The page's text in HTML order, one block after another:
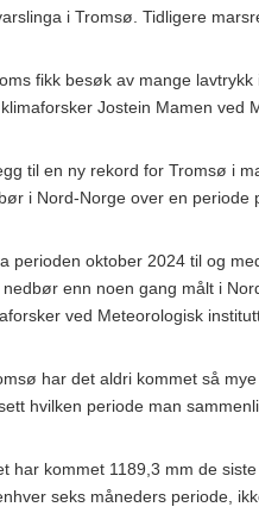
i Tromsø. Tidligere
fikk besøk av mange
Jostein Mamen ved
til en ny rekord for Tromsø i
i Nord-Norge over en periode
perioden oktober 2024 til og
nedbør enn noen gang målt i
ved Meteorologisk
har det aldri kommet så
hvilken periode man
har kommet 1189,3 mm de
seks måneders periode,